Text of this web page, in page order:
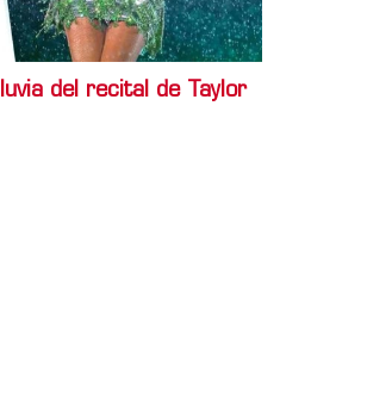
del recital de Taylor